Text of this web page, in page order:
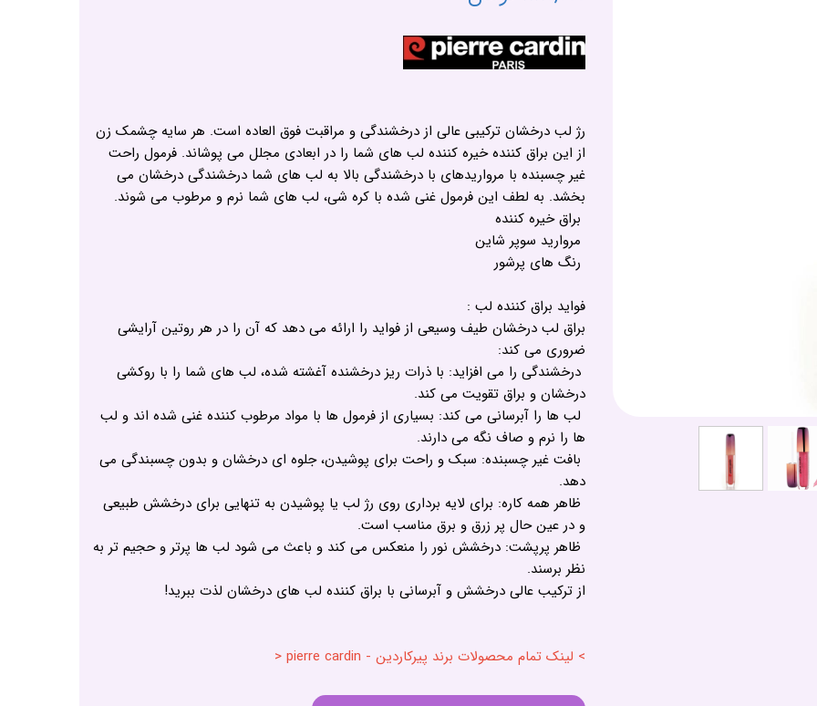
رژ لب درخشان ترکیبی عالی از درخشندگی و مراقبت فوق العاده است. هر سایه چشمک زن
از این براق کننده خیره کننده لب های شما را در ابعادی مجلل می پوشاند. فرمول راحت
غیر چسبنده با مرواریدهای با درخشندگی بالا به لب های شما درخشندگی درخشان می
بخشد. به لطف این فرمول غنی شده با کره شی، لب های شما نرم و مرطوب می شوند.
براق خیره کننده
مروارید سوپر شاین
رنگ های پرشور
فواید براق کننده لب :
براق لب درخشان طیف وسیعی از فواید را ارائه می دهد که آن را در هر روتین آرایشی
ضروری می کند:
درخشندگی را می افزاید: با ذرات ریز درخشنده آغشته شده، لب های شما را با روکشی
درخشان و براق تقویت می کند.
لب ها را آبرسانی می کند: بسیاری از فرمول ها با مواد مرطوب کننده غنی شده اند و لب
ها را نرم و صاف نگه می دارند.
بافت غیر چسبنده: سبک و راحت برای پوشیدن، جلوه ای درخشان و بدون چسبندگی می
دهد.
ظاهر همه کاره: برای لایه برداری روی رژ لب یا پوشیدن به تنهایی برای درخشش طبیعی
و در عین حال پر زرق و برق مناسب است.
ظاهر پرپشت: درخشش نور را منعکس می کند و باعث می شود لب ها پرتر و حجیم تر به
نظر برسند.
از ترکیب عالی درخشش و آبرسانی با براق کننده لب های درخشان لذت ببرید!
> لینک تمام محصولات برند پیرکاردین - pierre cardin <